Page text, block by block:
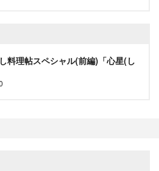
料理帖スペシャル(前編)「心星(し